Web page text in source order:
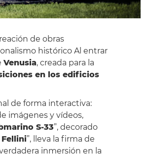
de obras
histórico Al entrar
Venusia, creada para la
en los edificios
de forma interactiva:
imágenes y vídeos,
S-33”, decorado
Fellini”, lleva la firma de
inmersión en la